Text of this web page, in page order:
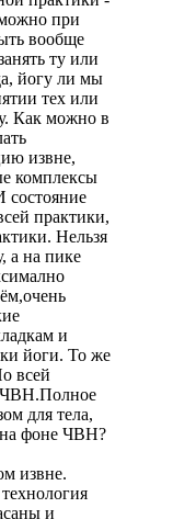
при
вообще
ту или
йогу ли мы
тех или
Как можно в
извне,
комплексы
состояние
практики,
Нельзя
а на пике
и
йоги. То же
всей
ЧВН.Полное
для тела,
на фоне ЧВН?
извне.
и